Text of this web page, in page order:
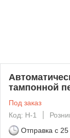
тампонной
Под заказ
Код: Н-1
Отправка с 25